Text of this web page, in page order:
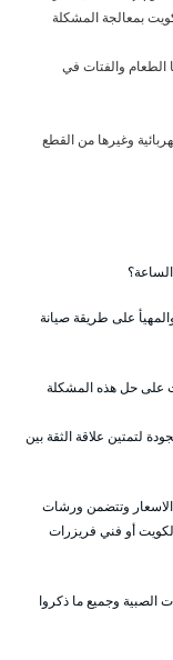
بمعالجة المشكلة
الطعام والفتات في
وغيرها من القطع
على طريقة صيانة
على حل هذه المشكلة
لتمتين علاقة الثقة بين
وتتضمن ورشات
أو فني فريزرات
الصبية وجميع ما ذكروا